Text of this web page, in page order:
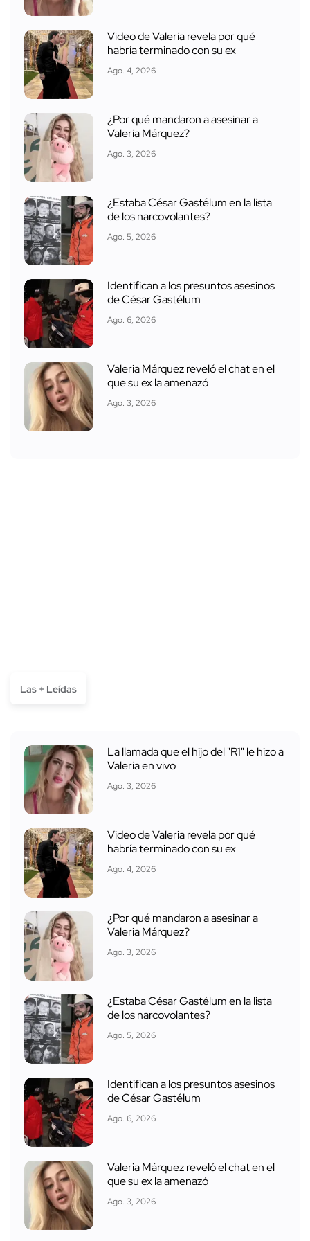
Video de Valeria revela por qué
habría terminado con su ex
Ago. 4, 2026
¿Por qué mandaron a asesinar a
Valeria Márquez?
Ago. 3, 2026
¿Estaba César Gastélum en la lista
de los narcovolantes?
Ago. 5, 2026
Identifican a los presuntos asesinos
de César Gastélum
Ago. 6, 2026
Valeria Márquez reveló el chat en el
que su ex la amenazó
Ago. 3, 2026
Las + Leídas
La llamada que el hijo del "R1" le hizo a
Valeria en vivo
Ago. 3, 2026
Video de Valeria revela por qué
habría terminado con su ex
Ago. 4, 2026
¿Por qué mandaron a asesinar a
Valeria Márquez?
Ago. 3, 2026
¿Estaba César Gastélum en la lista
de los narcovolantes?
Ago. 5, 2026
Identifican a los presuntos asesinos
de César Gastélum
Ago. 6, 2026
Valeria Márquez reveló el chat en el
que su ex la amenazó
Ago. 3, 2026